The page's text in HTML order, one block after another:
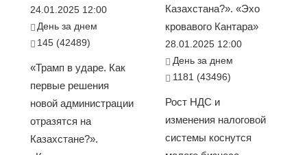
24.01.2025 12:00
День за днем
145 (42489)
«Трамп в ударе. Как
первые решения
новой администрации
отразятся на
Казахстане?».
Казахстана?». «Эхо
кровавого Кантара»
28.01.2025 12:00
День за днем
1181 (43496)
Рост НДС и
изменения налоговой
системы коснутся